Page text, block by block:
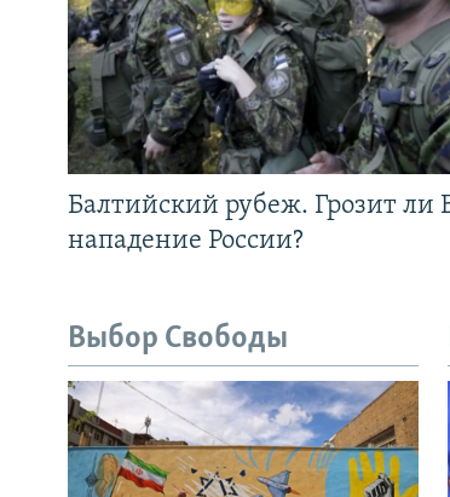
Балтийский рубеж. Грозит ли
нападение России?
Выбор Свободы